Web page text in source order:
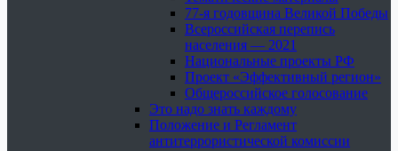
77-я годовщина Великой Победы
Всероссийская перепись
населения — 2021
Национальные проекты РФ
Проект «Эффективный регион»
Общероссийское голосование
Это надо знать каждому
Положение и Регламент
антитеррористической комиссии